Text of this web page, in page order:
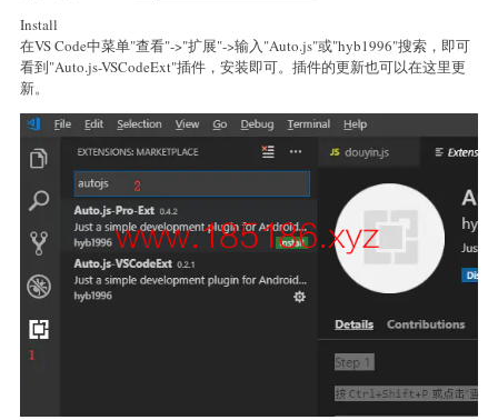
Install
在VS Code中菜单"查看"->"扩展"->输入"Auto.js"或"hyb1996"搜索，即可
看到"Auto.js-VSCodeExt"插件，安装即可。插件的更新也可以在这里更
新。